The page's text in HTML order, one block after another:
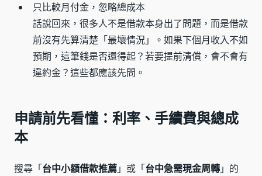
只比較月付金，忽略總成本
話說回來，很多人不是借款本身出了問題，而是借款
前沒有先算清楚「最壞情況」。如果下個月收入不如
預期，這筆錢是否還得起？若要提前清償，會不會有
違約金？這些都應該先問。
申請前先看懂：利率、手續費與總成
本
搜尋「台中小額借款推薦」或「台中急需現金周轉」的